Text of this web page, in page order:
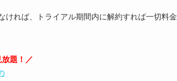
れば、トライアル期間内に解約すれば一切料金
題！／